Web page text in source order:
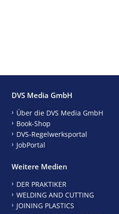
DVS Media GmbH
Über die DVS Media GmbH
Book-Shop
DVS-Regelwerksportal
JobPortal
Weitere Medien
DER PRAKTIKER
WELDING AND CUTTING
JOINING PLASTICS